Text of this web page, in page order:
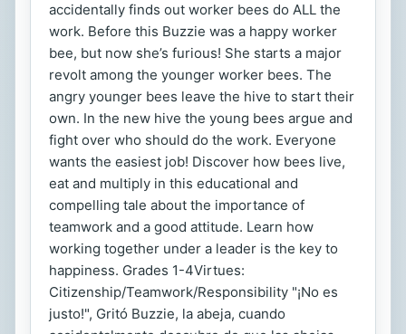
accidentally finds out worker bees do ALL the
work. Before this Buzzie was a happy worker
bee, but now she’s furious! She starts a major
revolt among the younger worker bees. The
angry younger bees leave the hive to start their
own. In the new hive the young bees argue and
fight over who should do the work. Everyone
wants the easiest job! Discover how bees live,
eat and multiply in this educational and
compelling tale about the importance of
teamwork and a good attitude. Learn how
working together under a leader is the key to
happiness. Grades 1-4Virtues:
Citizenship/Teamwork/Responsibility "¡No es
justo!", Gritó Buzzie, la abeja, cuando